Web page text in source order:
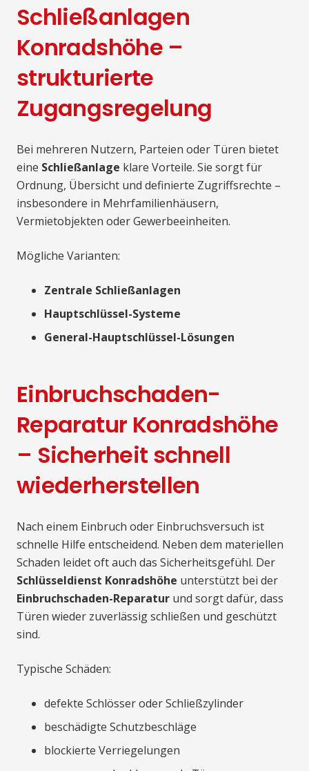
Schließanlagen
Konradshöhe –
strukturierte
Zugangsregelung
Bei mehreren Nutzern, Parteien oder Türen bietet
eine Schließanlage klare Vorteile. Sie sorgt für
Ordnung, Übersicht und definierte Zugriffsrechte –
insbesondere in Mehrfamilienhäusern,
Vermietobjekten oder Gewerbeeinheiten.
Mögliche Varianten:
Zentrale Schließanlagen
Hauptschlüssel-Systeme
General-Hauptschlüssel-Lösungen
Einbruchschaden-
Reparatur Konradshöhe
– Sicherheit schnell
wiederherstellen
Nach einem Einbruch oder Einbruchsversuch ist
schnelle Hilfe entscheidend. Neben dem materiellen
Schaden leidet oft auch das Sicherheitsgefühl. Der
Schlüsseldienst Konradshöhe unterstützt bei der
Einbruchschaden-Reparatur und sorgt dafür, dass
Türen wieder zuverlässig schließen und geschützt
sind.
Typische Schäden:
defekte Schlösser oder Schließzylinder
beschädigte Schutzbeschläge
blockierte Verriegelungen